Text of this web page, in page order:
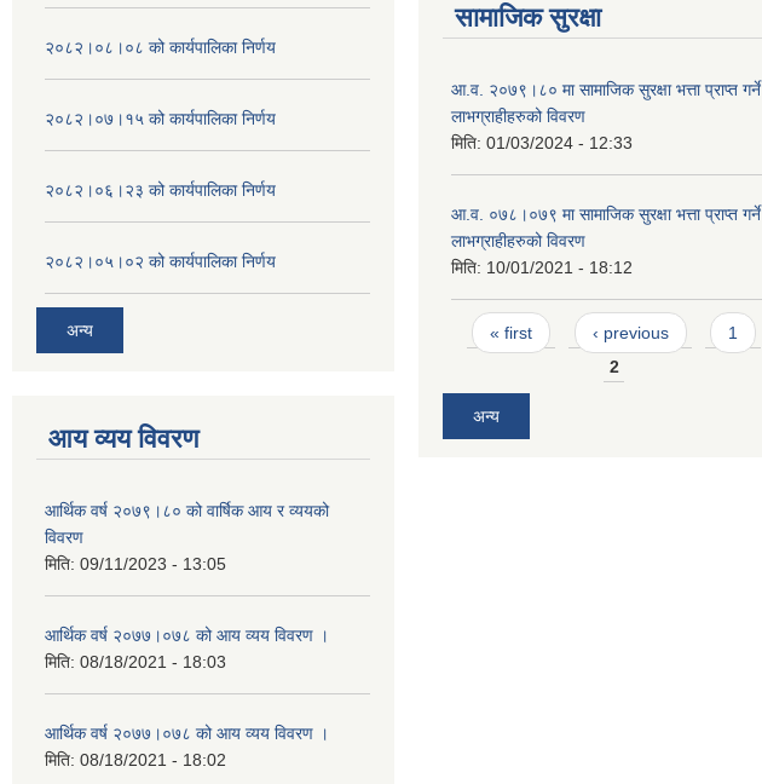
२०८२।०८।०८ को कार्यपालिका निर्णय
२०८२।०७।१५ को कार्यपालिका निर्णय
२०८२।०६।२३ को कार्यपालिका निर्णय
२०८२।०५।०२ को कार्यपालिका निर्णय
अन्य
आय व्यय विवरण
आर्थिक वर्ष २०७९।८० को वार्षिक आय र व्ययको
विवरण
मिति: 09/11/2023 - 13:05
आर्थिक वर्ष २०७७।०७८ को आय व्यय विवरण ।
मिति: 08/18/2021 - 18:03
आर्थिक वर्ष २०७७।०७८ को आय व्यय विवरण ।
मिति: 08/18/2021 - 18:02
सामाजिक सुरक्षा
आ.व. २०७९।८० मा सामाजिक सुरक्षा भत्ता प्राप्त गर्ने
लाभग्राहीहरुको विवरण
मिति: 01/03/2024 - 12:33
आ.व. ०७८।०७९ मा सामाजिक सुरक्षा भत्ता प्राप्त गर्ने
लाभग्राहीहरुको विवरण
मिति: 10/01/2021 - 18:12
Pages
« first ‹ previous
1
2
अन्य